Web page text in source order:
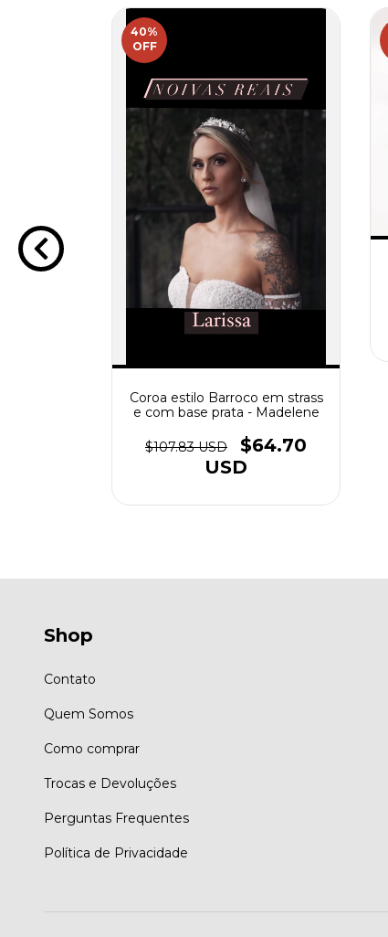
40%
OFF
Coroa estilo Barroco em strass
e com base prata - Madelene
$107.83 USD
$64.70
USD
Shop
Contato
Quem Somos
Como comprar
Trocas e Devoluções
Perguntas Frequentes
Política de Privacidade